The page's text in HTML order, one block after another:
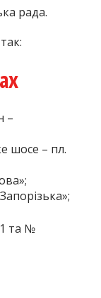
рада.
–
шосе – пл.
та №